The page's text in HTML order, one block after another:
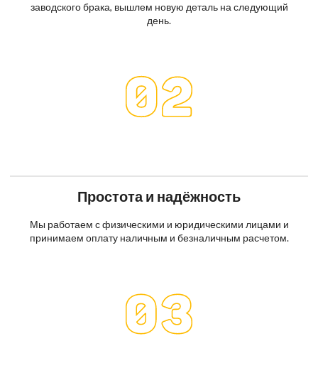
заводского брака, вышлем новую деталь на следующий
день.
Простота и надёжность
Мы работаем с физическими и юридическими лицами и
принимаем оплату наличным и безналичным расчетом.